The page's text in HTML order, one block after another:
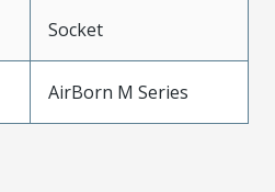
Socket
AirBorn M Series